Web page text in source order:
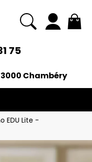
75
Chambéry
EDU Lite -